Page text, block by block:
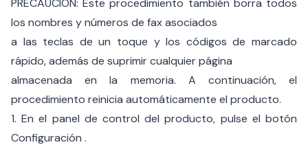
PRECAUCIÓN: Este procedimiento también borra todos
los nombres y números de fax asociados
a las teclas de un toque y los códigos de marcado
rápido, además de suprimir cualquier página
almacenada en la memoria. A continuación, el
procedimiento reinicia automáticamente el producto.
1. En el panel de control del producto, pulse el botón
Configuración .